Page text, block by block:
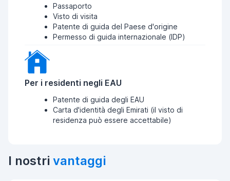
Passaporto
Visto di visita
Patente di guida del Paese d'origine
Permesso di guida internazionale (IDP)
Per i residenti negli EAU
Patente di guida degli EAU
Carta d'identità degli Emirati (il visto di
residenza può essere accettabile)
I nostri vantaggi